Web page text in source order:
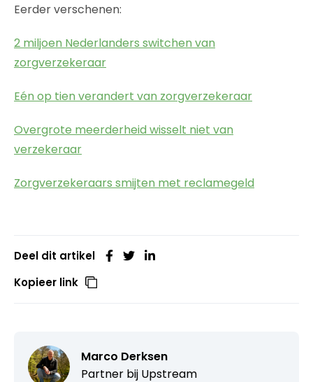
Eerder verschenen:
2 miljoen Nederlanders switchen van
zorgverzekeraar
Eén op tien verandert van zorgverzekeraar
Overgrote meerderheid wisselt niet van
verzekeraar
Zorgverzekeraars smijten met reclamegeld
Deel dit artikel
Kopieer link
Marco Derksen
Partner bij Upstream